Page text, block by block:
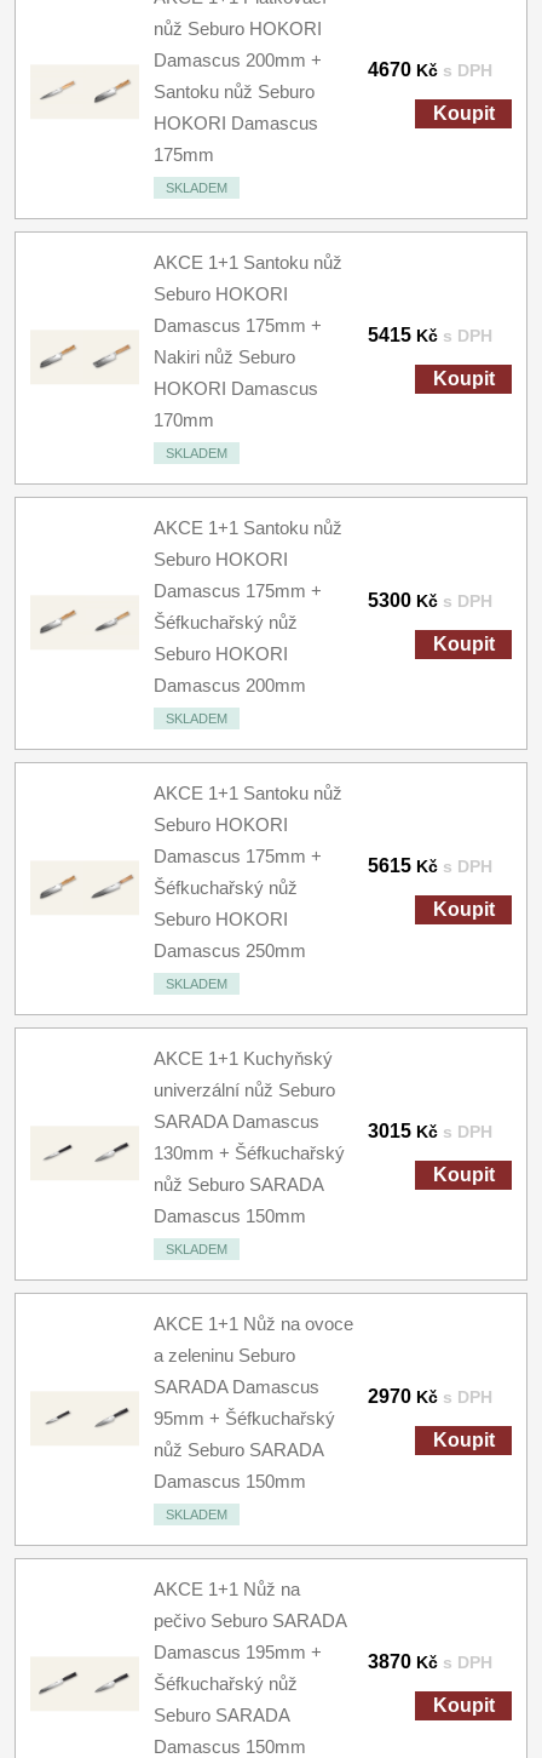
nůž Seburo HOKORI
Damascus 200mm +
Santoku nůž Seburo
HOKORI Damascus
175mm
SKLADEM
4670 Kč s DPH
Koupit
AKCE 1+1 Santoku nůž
Seburo HOKORI
Damascus 175mm +
Nakiri nůž Seburo
HOKORI Damascus
170mm
SKLADEM
5415 Kč s DPH
Koupit
AKCE 1+1 Santoku nůž
Seburo HOKORI
Damascus 175mm +
Šéfkuchařský nůž
Seburo HOKORI
Damascus 200mm
SKLADEM
5300 Kč s DPH
Koupit
AKCE 1+1 Santoku nůž
Seburo HOKORI
Damascus 175mm +
Šéfkuchařský nůž
Seburo HOKORI
Damascus 250mm
SKLADEM
5615 Kč s DPH
Koupit
AKCE 1+1 Kuchyňský
univerzální nůž Seburo
SARADA Damascus
130mm + Šéfkuchařský
nůž Seburo SARADA
Damascus 150mm
SKLADEM
3015 Kč s DPH
Koupit
AKCE 1+1 Nůž na ovoce
a zeleninu Seburo
SARADA Damascus
95mm + Šéfkuchařský
nůž Seburo SARADA
Damascus 150mm
SKLADEM
2970 Kč s DPH
Koupit
AKCE 1+1 Nůž na
pečivo Seburo SARADA
Damascus 195mm +
Šéfkuchařský nůž
Seburo SARADA
Damascus 150mm
3870 Kč s DPH
Koupit